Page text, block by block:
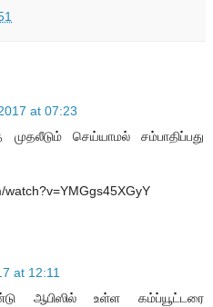
at 07:23
செய்யாமல் சம்பாதிப்பது
at 12:11
ஆபிஸில் உள்ள கம்ப்யூட்டரை